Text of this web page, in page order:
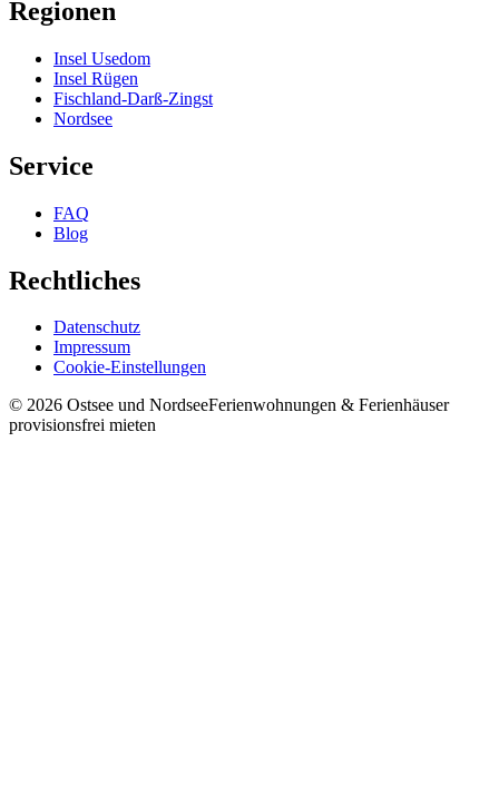
Regionen
Insel Usedom
Insel Rügen
Fischland-Darß-Zingst
Nordsee
Service
FAQ
Blog
Rechtliches
Datenschutz
Impressum
Cookie-Einstellungen
© 2026 Ostsee und NordseeFerienwohnungen & Ferienhäuser
provisionsfrei mieten